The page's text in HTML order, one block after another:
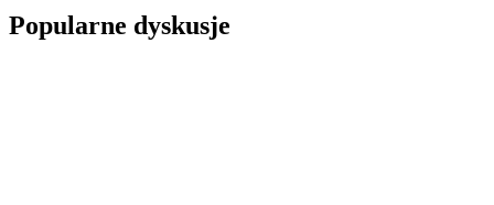
Popularne dyskusje